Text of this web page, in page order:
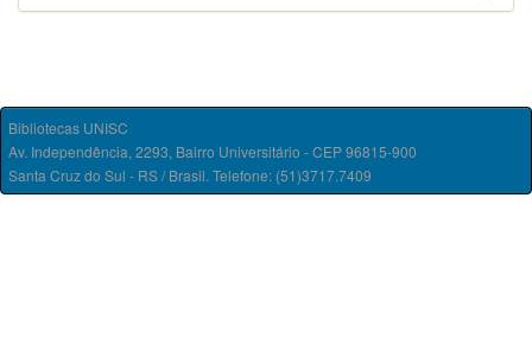
Bibliotecas UNISC
Av. Independência, 2293, Bairro Universitário - CEP 96815-900
Santa Cruz do Sul - RS / Brasil. Telefone: (51)3717.7409